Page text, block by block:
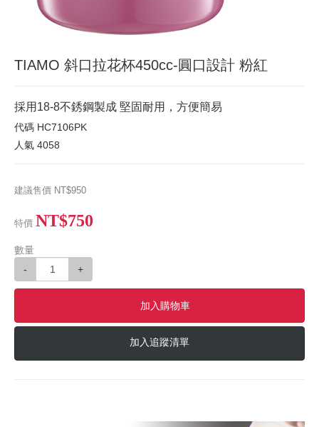
TIAMO 斜口拉花杯450cc-圓口設計 粉紅
採用18-8不銹鋼製成 堅固耐用，方便簡易
代碼 HC7106PK
人氣 4058
建議售價 NT$950
特價 NT$750
數量
-
+
加入購物車
加入追蹤清單